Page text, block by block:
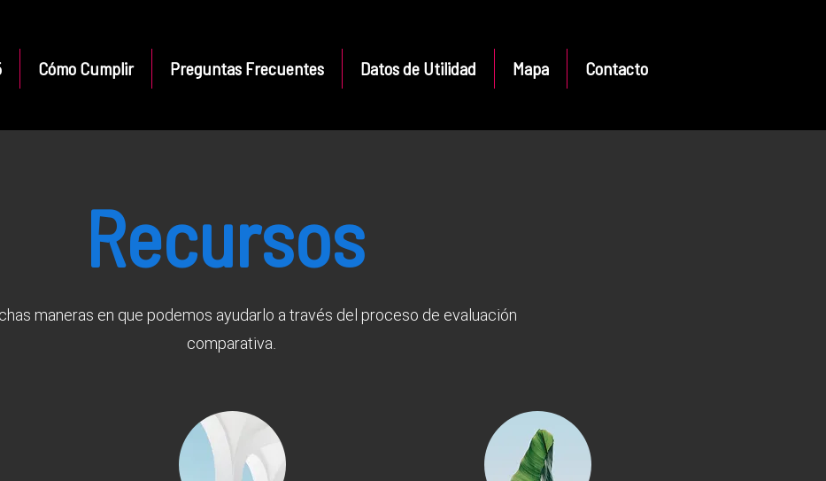
Cómo Cumplir Preguntas Frecuentes Datos de Utilidad Mapa Contacto
Recursos
maneras en que podemos ayudarlo a través del proceso de evaluación
comparativa.